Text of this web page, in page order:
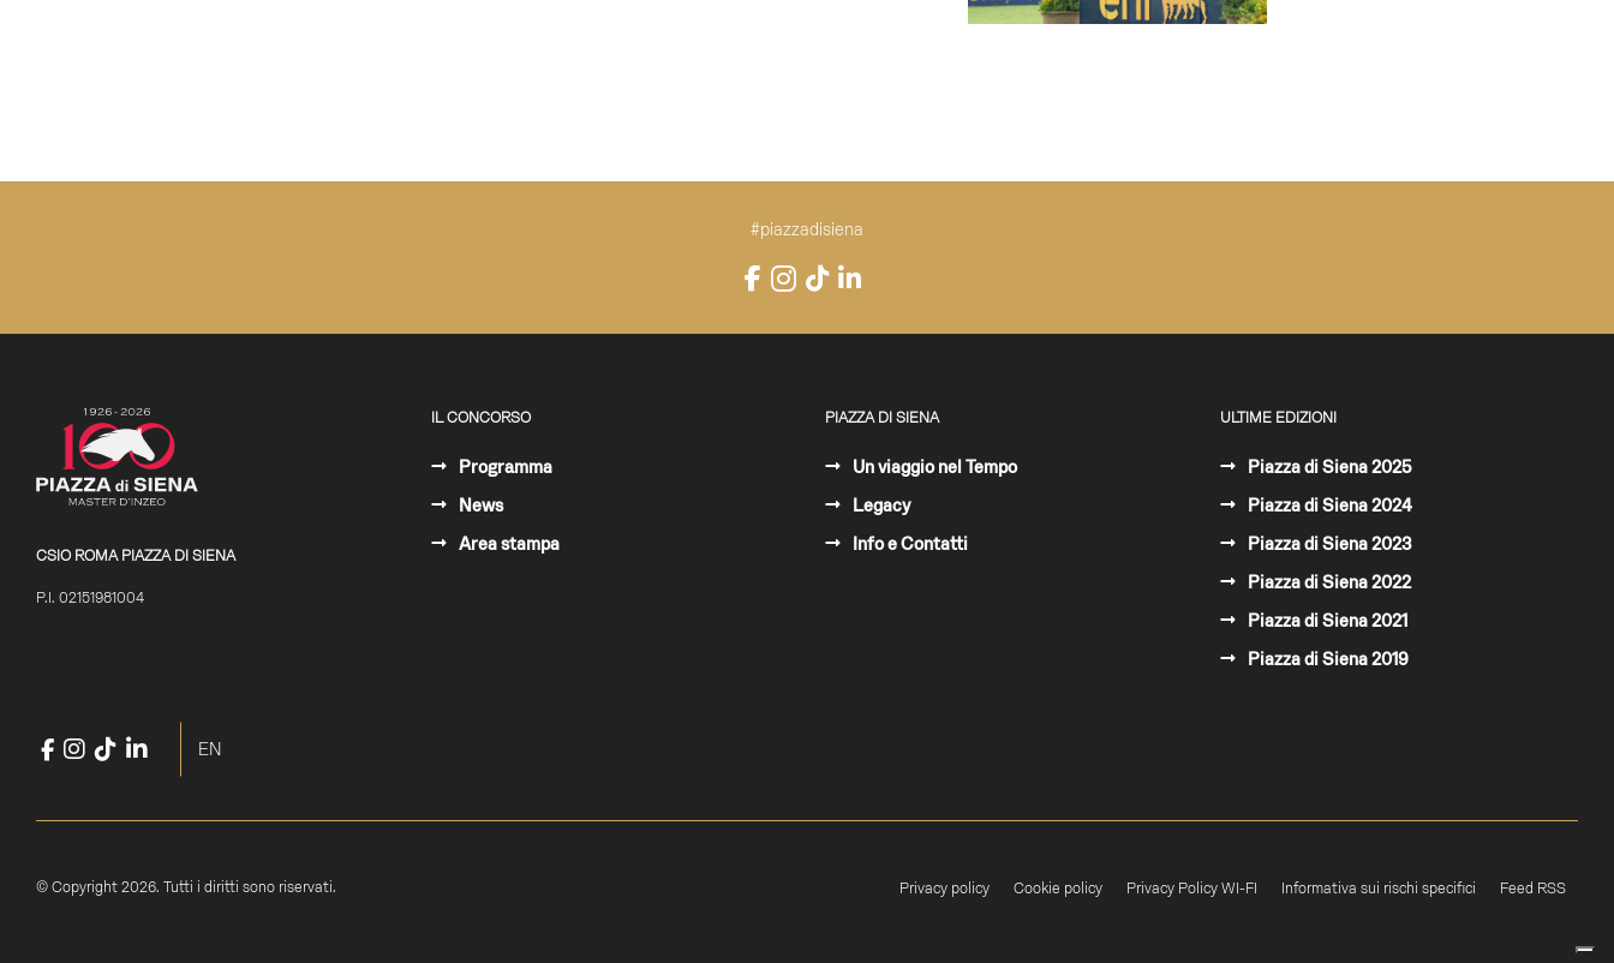
#piazzadisiena
Facebook
Instagram
TikTokLinkedIn
CSIO ROMA PIAZZA DI SIENA
P.I. 02151981004
IL CONCORSO
Programma
News
Area stampa
PIAZZA DI SIENA
Un viaggio nel Tempo
Legacy
Info e Contatti
ULTIME EDIZIONI
Piazza di Siena 2025
Piazza di Siena 2024
Piazza di Siena 2023
Piazza di Siena 2022
Piazza di Siena 2021
Piazza di Siena 2019
Facebook
Instagram
TikTok LinkedIn
YouTube
Seleziona la tua lingua
EN
© Copyright 2026. Tutti i diritti sono riservati. Privacy policy Cookie policy Privacy Policy WI-FI Informativa sui rischi specifici Feed RSS